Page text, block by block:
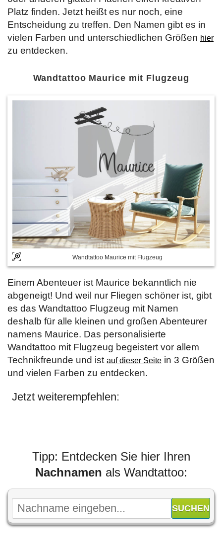
Platz finden. Jetzt heißt es nur noch, eine
Entscheidung zu treffen. Den Namen gibt es in
vielen Farben und unterschiedlichen Größen hier
zu entdecken.
Wandtattoo Maurice mit Flugzeug
Wandtattoo Maurice mit Flugzeug
Einem Abenteuer ist Maurice bekanntlich nie
abgeneigt! Und weil nur Fliegen schöner ist, gibt
es das Wandtattoo Flugzeug mit Namen
deshalb für alle kleinen und großen Abenteurer
namens Maurice. Das personalisierte
Wandtattoo mit Flugzeug begeistert vor allem
Technikfreunde und ist auf dieser Seite in 3 Größen
und vielen Farben zu entdecken.
Jetzt weiterempfehlen:
Tipp: Entdecken Sie hier Ihren
Nachnamen als Wandtattoo: